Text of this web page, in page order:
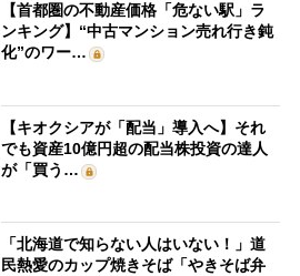
【首都圏の不動産価格「危ない駅」ラ
ンキング】“中古マンション売れ行き鈍
化”のワー…
【キオクシアが「配当」導入へ】それ
でも資産10億円超の配当株投資の達人
が「買う…
「北海道で知らない人はいない！」道
民熱愛のカップ焼きそば「やきそば弁